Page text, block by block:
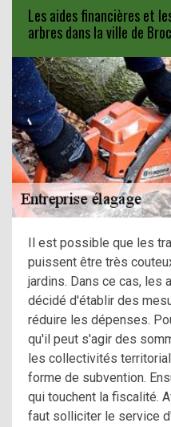
Les aides financières et
arbres dans la ville de Broc
Il est possible que les
puissent être très
jardins. Dans ce cas, les
décidé d'établir des
réduire les dépenses.
qu'il peut s'agir des
les collectivités
forme de subvention.
qui touchent la fiscalité.
faut solliciter le service